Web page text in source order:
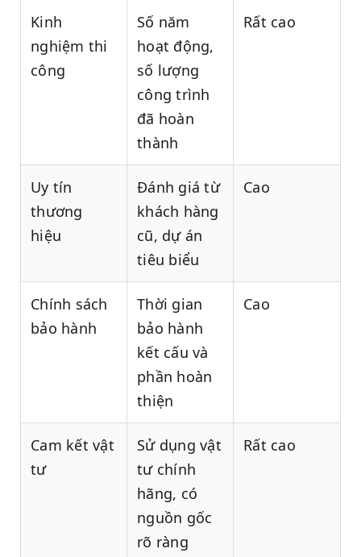
Kinh
nghiệm thi
công
Số năm
hoạt động,
số lượng
công trình
đã hoàn
thành
Rất cao
Uy tín
thương
hiệu
Đánh giá từ
khách hàng
cũ, dự án
tiêu biểu
Cao
Chính sách
bảo hành
Thời gian
bảo hành
kết cấu và
phần hoàn
thiện
Cao
Cam kết vật
tư
Sử dụng vật
tư chính
hãng, có
nguồn gốc
rõ ràng
Rất cao